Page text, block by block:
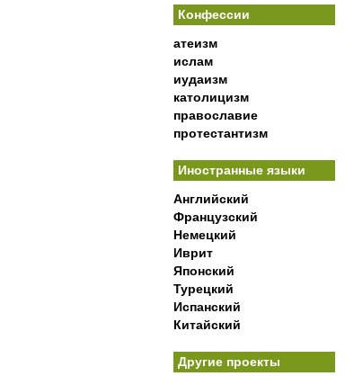
Конфессии
атеизм
ислам
иудаизм
католицизм
православие
протестантизм
Иностранные языки
Английский
Французский
Немецкий
Иврит
Японский
Турецкий
Испанский
Китайский
Другие проекты